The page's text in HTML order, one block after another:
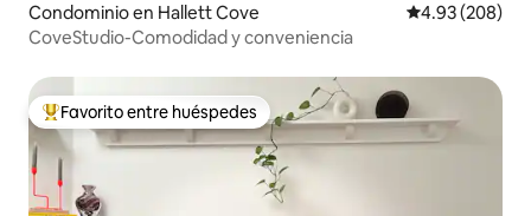
Condominio en Hallett Cove Calificación
4.93 (208)
CoveStudio-Comodidad y conveniencia
De los mejores en Favorito entre huéspedes
Favorito entre huéspedes